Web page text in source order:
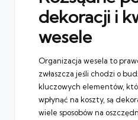
dekoracji i
wesele
Organizacja wesela to
zwłaszcza jeśli chodzi o
kluczowych elementów,
wpłynąć na koszty, są
wiele sposobów na